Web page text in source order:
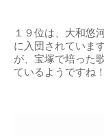
１９位は、大和悠
に入団されていま
が、宝塚で培った
ているようですね！